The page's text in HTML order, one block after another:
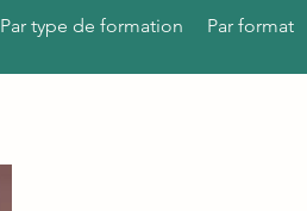
Par type de formation Par format